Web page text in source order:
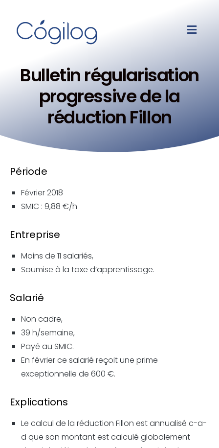
Bulletin régularisation
progressive de la
réduction Fillon
Période
Février 2018
SMIC : 9,88 €/h
Entreprise
Moins de 11 salariés,
Soumise à la taxe d’apprentissage.
Salarié
Non cadre,
39 h/semaine,
Payé au SMIC.
En février ce salarié reçoit une prime
exceptionnelle de 600 €.
Explications
Le calcul de la réduction Fillon est annualisé c-a-
d que son montant est calculé globalement